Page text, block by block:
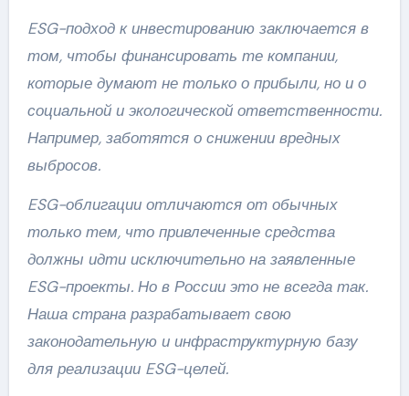
ESG-подход к инвестированию заключается в
том, чтобы финансировать те компании,
которые думают не только о прибыли, но и о
социальной и экологической ответственности.
Например, заботятся о снижении вредных
выбросов.
ESG-облигации отличаются от обычных
только тем, что привлеченные средства
должны идти исключительно на заявленные
ESG-проекты. Но в России это не всегда так.
Наша страна разрабатывает свою
законодательную и инфраструктурную базу
для реализации ESG-целей.